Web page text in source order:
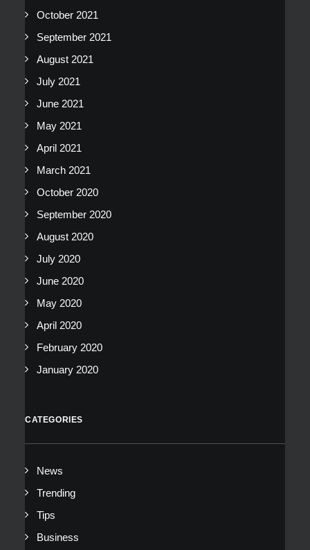
October 2021
September 2021
August 2021
July 2021
June 2021
May 2021
April 2021
March 2021
October 2020
September 2020
August 2020
July 2020
June 2020
May 2020
April 2020
February 2020
January 2020
CATEGORIES
News
Trending
Tips
Business